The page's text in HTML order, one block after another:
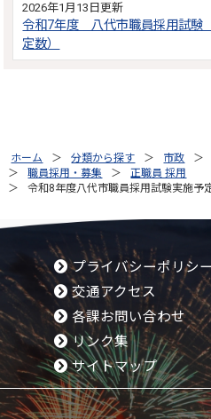
2026年1月13日更新
令和7年度 八代市職員採用試験
定数）
ホーム 分類から探す 市政
職員採用・募集
正職員 採用
令和8年度八代市職員採用試験実施予
プライバシーポリシー
交通アクセス
各課お問い合わせ
リンク集
サイトマップ